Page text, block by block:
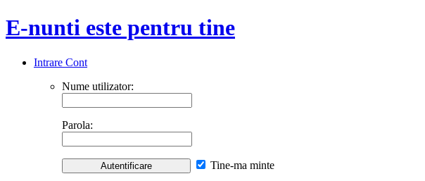
E-nunti este pentru tine
Intrare Cont
Nume utilizator:
Parola:
Tine-ma minte